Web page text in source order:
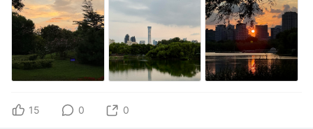
15 0 0